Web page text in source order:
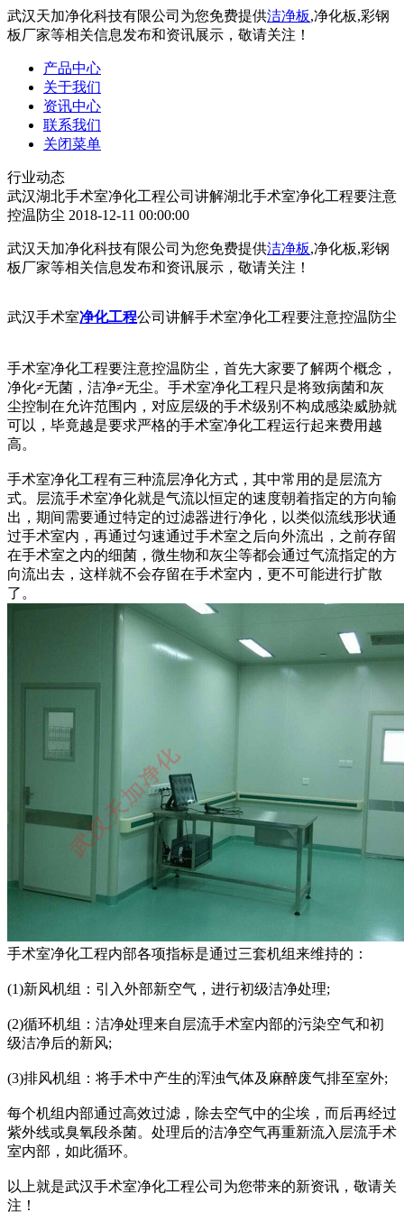
武汉天加净化科技有限公司为您免费提供洁净板,净化板,彩钢
板厂家等相关信息发布和资讯展示，敬请关注！
产品中心
关于我们
资讯中心
联系我们
关闭菜单
行业动态
武汉湖北手术室净化工程公司讲解湖北手术室净化工程要注意
控温防尘 2018-12-11 00:00:00
武汉天加净化科技有限公司为您免费提供洁净板,净化板,彩钢
板厂家等相关信息发布和资讯展示，敬请关注！
武汉手术室净化工程公司讲解手术室净化工程要注意控温防尘
手术室净化工程要注意控温防尘，首先大家要了解两个概念，
净化≠无菌，洁净≠无尘。手术室净化工程只是将致病菌和灰
尘控制在允许范围内，对应层级的手术级别不构成感染威胁就
可以，毕竟越是要求严格的手术室净化工程运行起来费用越
高。
手术室净化工程有三种流层净化方式，其中常用的是层流方
式。层流手术室净化就是气流以恒定的速度朝着指定的方向输
出，期间需要通过特定的过滤器进行净化，以类似流线形状通
过手术室内，再通过匀速通过手术室之后向外流出，之前存留
在手术室之内的细菌，微生物和灰尘等都会通过气流指定的方
向流出去，这样就不会存留在手术室内，更不可能进行扩散
了。
手术室净化工程内部各项指标是通过三套机组来维持的：
(1)新风机组：引入外部新空气，进行初级洁净处理;
(2)循环机组：洁净处理来自层流手术室内部的污染空气和初
级洁净后的新风;
(3)排风机组：将手术中产生的浑浊气体及麻醉废气排至室外;
每个机组内部通过高效过滤，除去空气中的尘埃，而后再经过
紫外线或臭氧段杀菌。处理后的洁净空气再重新流入层流手术
室内部，如此循环。
以上就是武汉手术室净化工程公司为您带来的新资讯，敬请关
注！